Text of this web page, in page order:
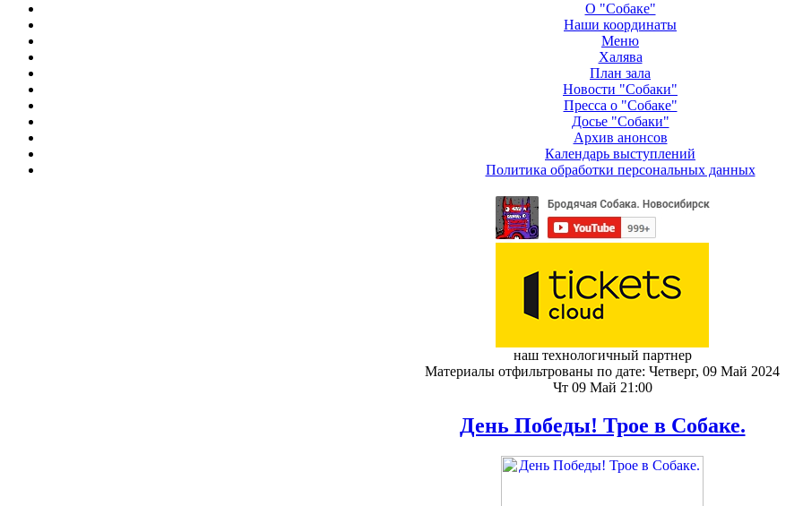
О "Собаке"
Наши координаты
Меню
Халява
План зала
Новости "Собаки"
Пресса о "Собаке"
Досье "Собаки"
Архив анонсов
Календарь выступлений
Политика обработки персональных данных
наш технологичный партнер
Материалы отфильтрованы по дате: Четверг, 09 Май 2024
Чт 09 Май 21:00
День Победы! Трое в Собаке.